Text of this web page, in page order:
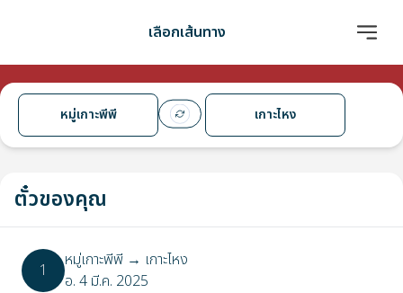
เลือกเส้นทาง
หมู่เกาะพีพี เกาะไหง
ตั๋วของคุณ
1 หมู่เกาะพีพี → เกาะไหง
อ. 4 มี.ค. 2025